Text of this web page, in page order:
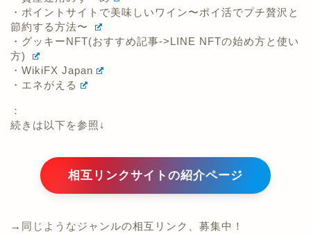
・ポイントサイトで美味しいワイン〜ポイ活でプチ贅沢と
節約する方法〜
・グッキーNFT(おすすめ記事->LINE NFTの始め方と使い
方)
・WikiFX Japan
・エネがえる
：
続きは以下を参照↓
相互リンクサイトの紹介ページ
→同じようなジャンルの相互リンク、募集中！